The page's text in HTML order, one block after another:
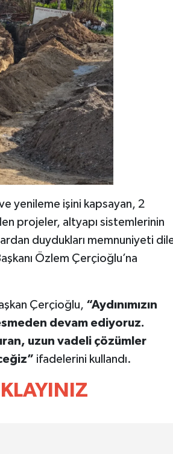
yenileme işini kapsayan, 2
projeler, altyapı sistemlerinin
duydukları memnuniyeti
Özlem Çerçioğlu’na
Çerçioğlu, “Aydınımızın
devam ediyoruz.
uzun vadeli çözümler
ifadelerini kullandı.